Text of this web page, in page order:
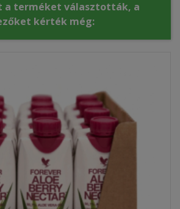
a terméket választották, a
kérték még: